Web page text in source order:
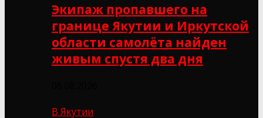
Экипаж пропавшего на
границе Якутии и Иркутской
области самолёта найден
живым спустя два дня
В Якутии